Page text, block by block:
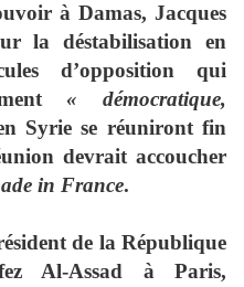
à Damas, Jacques
la déstabilisation en
d’opposition qui
« démocratique,
Syrie se réuniront fin
devrait accoucher
in France.
de la République
Al-Assad à Paris,